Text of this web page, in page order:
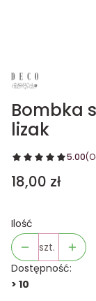
Bombka
lizak
5.00
Cena
18,00 zł
Ilość
szt.
Dostępność:
> 10